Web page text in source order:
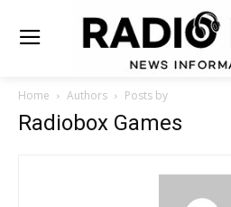
Home Authors Posts by
Radiobox Games